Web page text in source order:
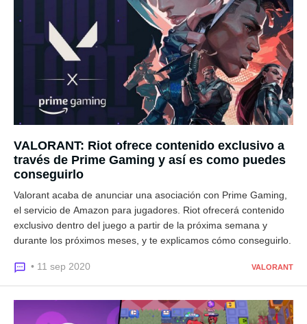
VALORANT: Riot ofrece contenido exclusivo a
través de Prime Gaming y así es como puedes
conseguirlo
Valorant acaba de anunciar una asociación con Prime Gaming,
el servicio de Amazon para jugadores. Riot ofrecerá contenido
exclusivo dentro del juego a partir de la próxima semana y
durante los próximos meses, y te explicamos cómo conseguirlo.
• 11 sep 2020 VALORANT